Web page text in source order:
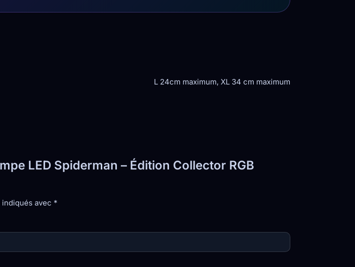
L 24cm maximum, XL 34 cm maximum
LED Spiderman – Édition Collector RGB
avec *